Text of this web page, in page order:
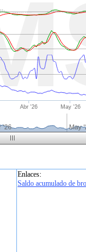
Enlaces:
Saldo acumulado de